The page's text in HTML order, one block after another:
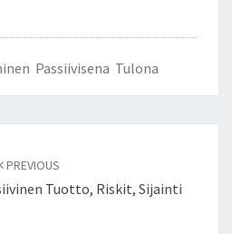
Passiivisena Tulona
PREVIOUS
Tuotto, Riskit, Sijainti